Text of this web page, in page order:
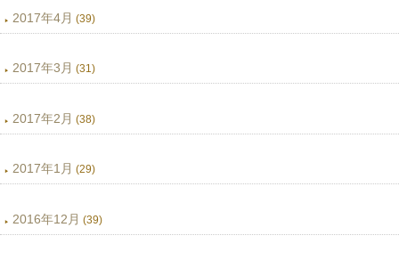
2017年4月 (39)
2017年3月 (31)
2017年2月 (38)
2017年1月 (29)
2016年12月 (39)